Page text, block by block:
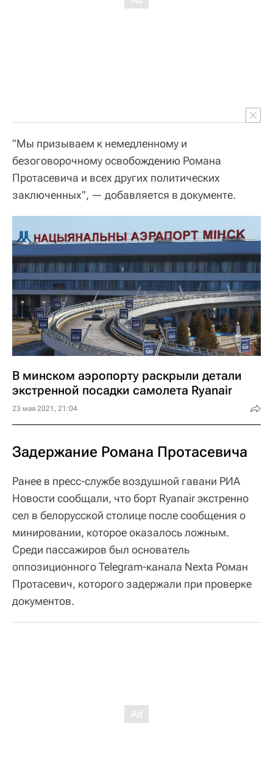
"Мы призываем к немедленному и
безоговорочному освобождению Романа
Протасевича и всех других политических
заключенных", — добавляется в документе.
В минском аэропорту раскрыли детали
экстренной посадки самолета Ryanair
23 мая 2021, 21:04
Задержание Романа Протасевича
Ранее в пресс-службе воздушной гавани РИА
Новости сообщали, что борт Ryanair экстренно
сел в белорусской столице после сообщения о
минировании, которое оказалось ложным.
Среди пассажиров был основатель
оппозиционного Telegram-канала Nexta Роман
Протасевич, которого задержали при проверке
документов.